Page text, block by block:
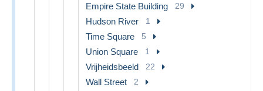
Empire State Building 29
Hudson River 1
Time Square 5
Union Square 1
Vrijheidsbeeld 22
Wall Street 2